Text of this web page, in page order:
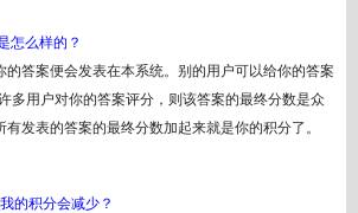
怎么样的？
的答案便会发表在本系统。别的用户可以给你的答案
多用户对你的答案评分，则该答案的最终分数是众
发表的答案的最终分数加起来就是你的积分了。
的积分会减少？